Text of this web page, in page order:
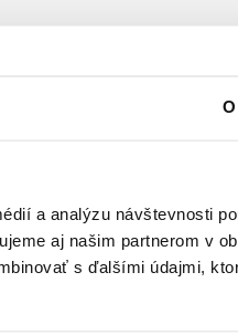
a analýzu návštevnosti
aj našim partnerom v
s ďalšími údajmi,